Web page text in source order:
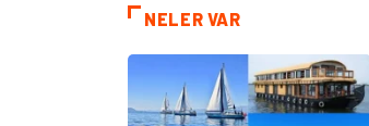
NELER VAR